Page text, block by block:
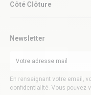
Côté Clôture
Newsletter
En renseignant votre email,
confidentialité. Vous pouvez